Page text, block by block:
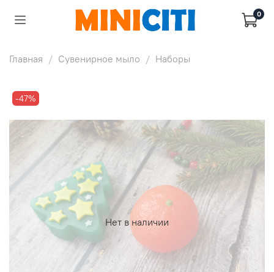
0
Главная Сувенирное мыло Наборы
Нет в наличии
-47%